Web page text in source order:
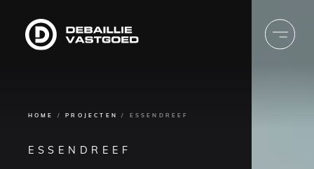
HOME PROJECTEN ESSENDREEF
ESSENDREEF